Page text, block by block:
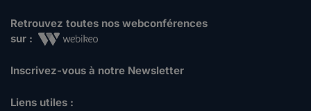
Retrouvez toutes nos webconférences
sur :
Inscrivez-vous à notre Newsletter
Liens utiles :